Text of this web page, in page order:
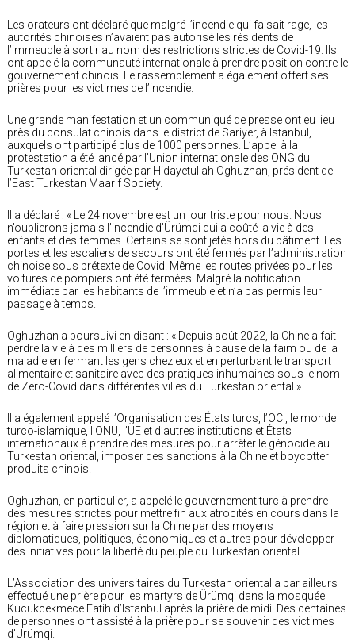
Les orateurs ont déclaré que malgré l’incendie qui faisait rage, les
autorités chinoises n’avaient pas autorisé les résidents de
l’immeuble à sortir au nom des restrictions strictes de Covid-19. Ils
ont appelé la communauté internationale à prendre position contre le
gouvernement chinois. Le rassemblement a également offert ses
prières pour les victimes de l’incendie.
Une grande manifestation et un communiqué de presse ont eu lieu
près du consulat chinois dans le district de Sariyer, à Istanbul,
auxquels ont participé plus de 1000 personnes. L’appel à la
protestation a été lancé par l’Union internationale des ONG du
Turkestan oriental dirigée par Hidayetullah Oghuzhan, président de
l’East Turkestan Maarif Society.
Il a déclaré : « Le 24 novembre est un jour triste pour nous. Nous
n’oublierons jamais l’incendie d’Ürümqi qui a coûté la vie à des
enfants et des femmes. Certains se sont jetés hors du bâtiment. Les
portes et les escaliers de secours ont été fermés par l’administration
chinoise sous prétexte de Covid. Même les routes privées pour les
voitures de pompiers ont été fermées. Malgré la notification
immédiate par les habitants de l’immeuble et n’a pas permis leur
passage à temps.
Oghuzhan a poursuivi en disant : « Depuis août 2022, la Chine a fait
perdre la vie à des milliers de personnes à cause de la faim ou de la
maladie en fermant les gens chez eux et en perturbant le transport
alimentaire et sanitaire avec des pratiques inhumaines sous le nom
de Zero-Covid dans différentes villes du Turkestan oriental ».
Il a également appelé l’Organisation des États turcs, l’OCI, le monde
turco-islamique, l’ONU, l’UE et d’autres institutions et États
internationaux à prendre des mesures pour arrêter le génocide au
Turkestan oriental, imposer des sanctions à la Chine et boycotter
produits chinois.
Oghuzhan, en particulier, a appelé le gouvernement turc à prendre
des mesures strictes pour mettre fin aux atrocités en cours dans la
région et à faire pression sur la Chine par des moyens
diplomatiques, politiques, économiques et autres pour développer
des initiatives pour la liberté du peuple du Turkestan oriental.
L’Association des universitaires du Turkestan oriental a par ailleurs
effectué une prière pour les martyrs de Ürümqi dans la mosquée
Kucukcekmece Fatih d’Istanbul après la prière de midi. Des centaines
de personnes ont assisté à la prière pour se souvenir des victimes
d’Ürümqi.